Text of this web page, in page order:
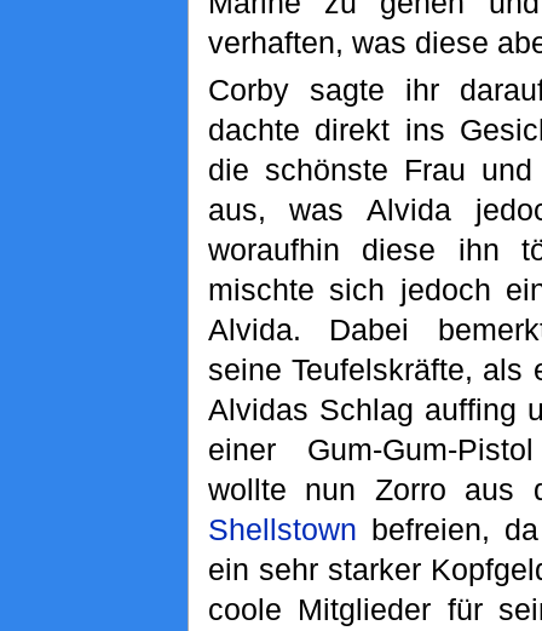
verhaften, was diese
Corby sagte ihr
dachte direkt ins
die schönste Frau
aus, was Alvida
woraufhin diese ihn
mischte sich jedoch
Alvida. Dabei
seine Teufelskräfte, als
Alvidas Schlag auffing
einer Gum-Gum-
wollte nun Zorro aus
Shellstown befreien,
ein sehr starker
coole Mitglieder für